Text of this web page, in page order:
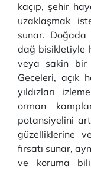
kaçıp, şehir
uzaklaşmak
sunar.
dağ bisikletiyle
veya sakin bir
Geceleri, açık
yıldızları
orman
potansiyelini
güzelliklerine
fırsatı sunar,
ve koruma